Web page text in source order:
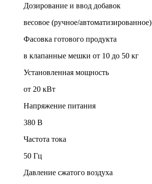
Дозирование и ввод добавок
весовое (ручное/автоматизированное)
Фасовка готового продукта
в клапанные мешки от 10 до 50 кг
Установленная мощность
от 20 кВт
Напряжение питания
380 В
Частота тока
50 Гц
Давление сжатого воздуха